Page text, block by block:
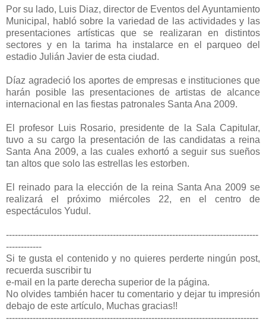
Por su lado, Luis Diaz, director de Eventos del Ayuntamiento
Municipal, habló sobre la variedad de las actividades y las
presentaciones artísticas que se realizaran en distintos
sectores y en la tarima ha instalarce en el parqueo del
estadio Julián Javier de esta ciudad.
Díaz agradeció los aportes de empresas e instituciones que
harán posible las presentaciones de artistas de alcance
internacional en las fiestas patronales Santa Ana 2009.
El profesor Luis Rosario, presidente de la Sala Capitular,
tuvo a su cargo la presentación de las candidatas a reina
Santa Ana 2009, a las cuales exhortó a seguir sus sueños
tan altos que solo las estrellas les estorben.
El reinado para la elección de la reina Santa Ana 2009 se
realizará el próximo miércoles 22, en el centro de
espectáculos Yudul.
-------------------------------------------------------------------------------------
------------
Si te gusta el contenido y no quieres perderte ningún post,
recuerda suscribir tu
e-mail en la parte derecha superior de la página.
No olvides también hacer tu comentario y dejar tu impresión
debajo de este artículo, Muchas gracias!!
-------------------------------------------------------------------------------------